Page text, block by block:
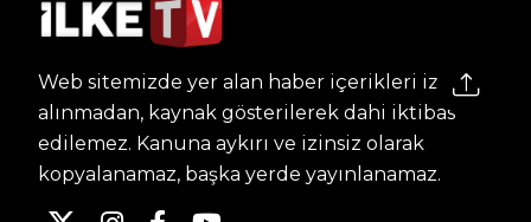
Web sitemizde yer alan haber içerikleri izin
alınmadan, kaynak gösterilerek dahi iktibas
edilemez. Kanuna aykırı ve izinsiz olarak
kopyalanamaz, başka yerde yayınlanamaz.